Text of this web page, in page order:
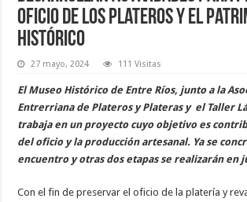
oficio de los plateros y el
histórico
27 mayo, 2024 111 Visitas
El Museo Histórico de Entre Ríos, junto a la
Entrerriana de Plateros y Plateras y el Taller
trabaja en un proyecto cuyo objetivo es
del oficio y la producción artesanal. Ya se
encuentro y otras dos etapas se realizarán en
Con el fin de preservar el oficio de la platería y